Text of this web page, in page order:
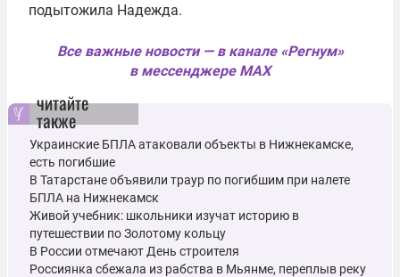
подытожила Надежда.
Все важные новости — в канале «Регнум»
в мессенджере MAX
читайте
также
Украинские БПЛА атаковали объекты в Нижнекамске,
есть погибшие
В Татарстане объявили траур по погибшим при налете
БПЛА на Нижнекамск
Живой учебник: школьники изучат историю в
путешествии по Золотому кольцу
В России отмечают День строителя
Россиянка сбежала из рабства в Мьянме, переплыв реку